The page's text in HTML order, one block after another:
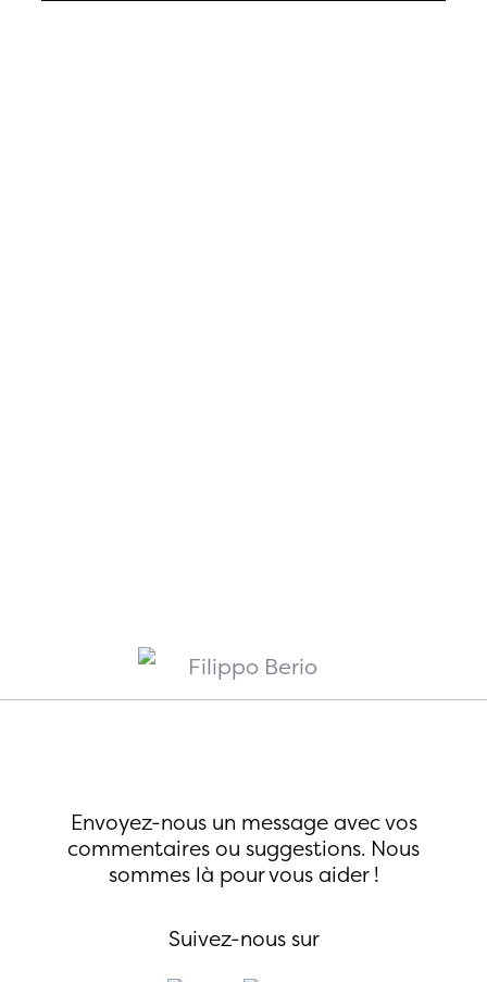
Envoyez-nous un message avec vos
commentaires ou suggestions. Nous
sommes là pour vous aider !
Suivez-nous sur